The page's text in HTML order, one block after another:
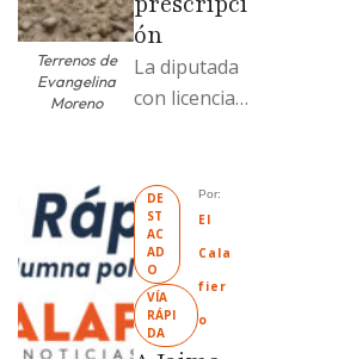
Terrenos de
Evangelina
Moreno
ón
La diputada
con licencia
antecedente
s de
prescripción
positiva; uno
fue
revendido
DE
ST
AC
AD
O
VÍA
RÁPI
DA
Por:
El
Cala
fier
o